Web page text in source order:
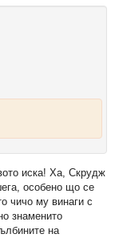
иска! Ха, Скрудж
особено що се
чичо му винаги с
знаменито
на